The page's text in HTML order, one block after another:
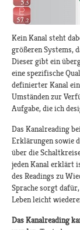
Kein Kanal steht
größeren Systems,
Dieser gibt ein
eine spezifische
definierter Kanal
Umständen zur
Aufgabe, die ich
Das Kanalreading
Erklärungen sowie
über die
jeden Kanal erklärt
des Readings zu
Sprache sorgt
Leben leicht
Das Kanalreading